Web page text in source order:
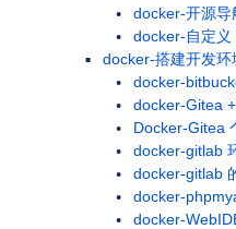
docker-开源导
docker-自定义
docker-搭建开发环
docker-
docker-Gitea
Docker-Gitea
docker-gitlab
docker-gitlab
docker-
docker-